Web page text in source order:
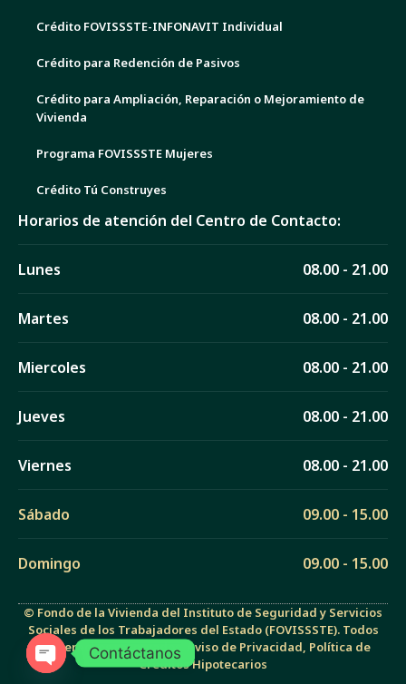
Crédito FOVISSSTE-INFONAVIT Individual
Crédito para Redención de Pasivos
Crédito para Ampliación, Reparación o Mejoramiento de
Vivienda
Programa FOVISSSTE Mujeres
Crédito Tú Construyes
Horarios de atención del Centro de Contacto:
Lunes 08.00 - 21.00
Martes 08.00 - 21.00
Miercoles 08.00 - 21.00
Jueves 08.00 - 21.00
Viernes 08.00 - 21.00
Sábado 09.00 - 15.00
Domingo 09.00 - 15.00
© Fondo de la Vivienda del Instituto de Seguridad y Servicios
Sociales de los Trabajadores del Estado (FOVISSSTE). Todos
los derechos reservados. Aviso de Privacidad, Política de
Créditos Hipotecarios
Contáctanos